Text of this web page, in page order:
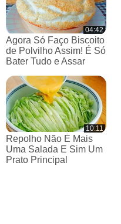
04:42
Agora Só Faço Biscoito
de Polvilho Assim! É Só
Bater Tudo e Assar
10:11
Repolho Não É Mais
Uma Salada E Sim Um
Prato Principal